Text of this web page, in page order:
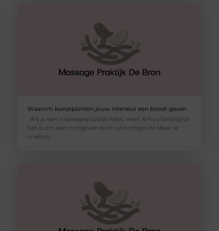
Waarom kunstplanten jouw interieur een boost geven
Als je een massagepraktijk hebt, weet je hoe belangrijk
het is om een rustgevende en uitnodigende sfeer te
creëren.